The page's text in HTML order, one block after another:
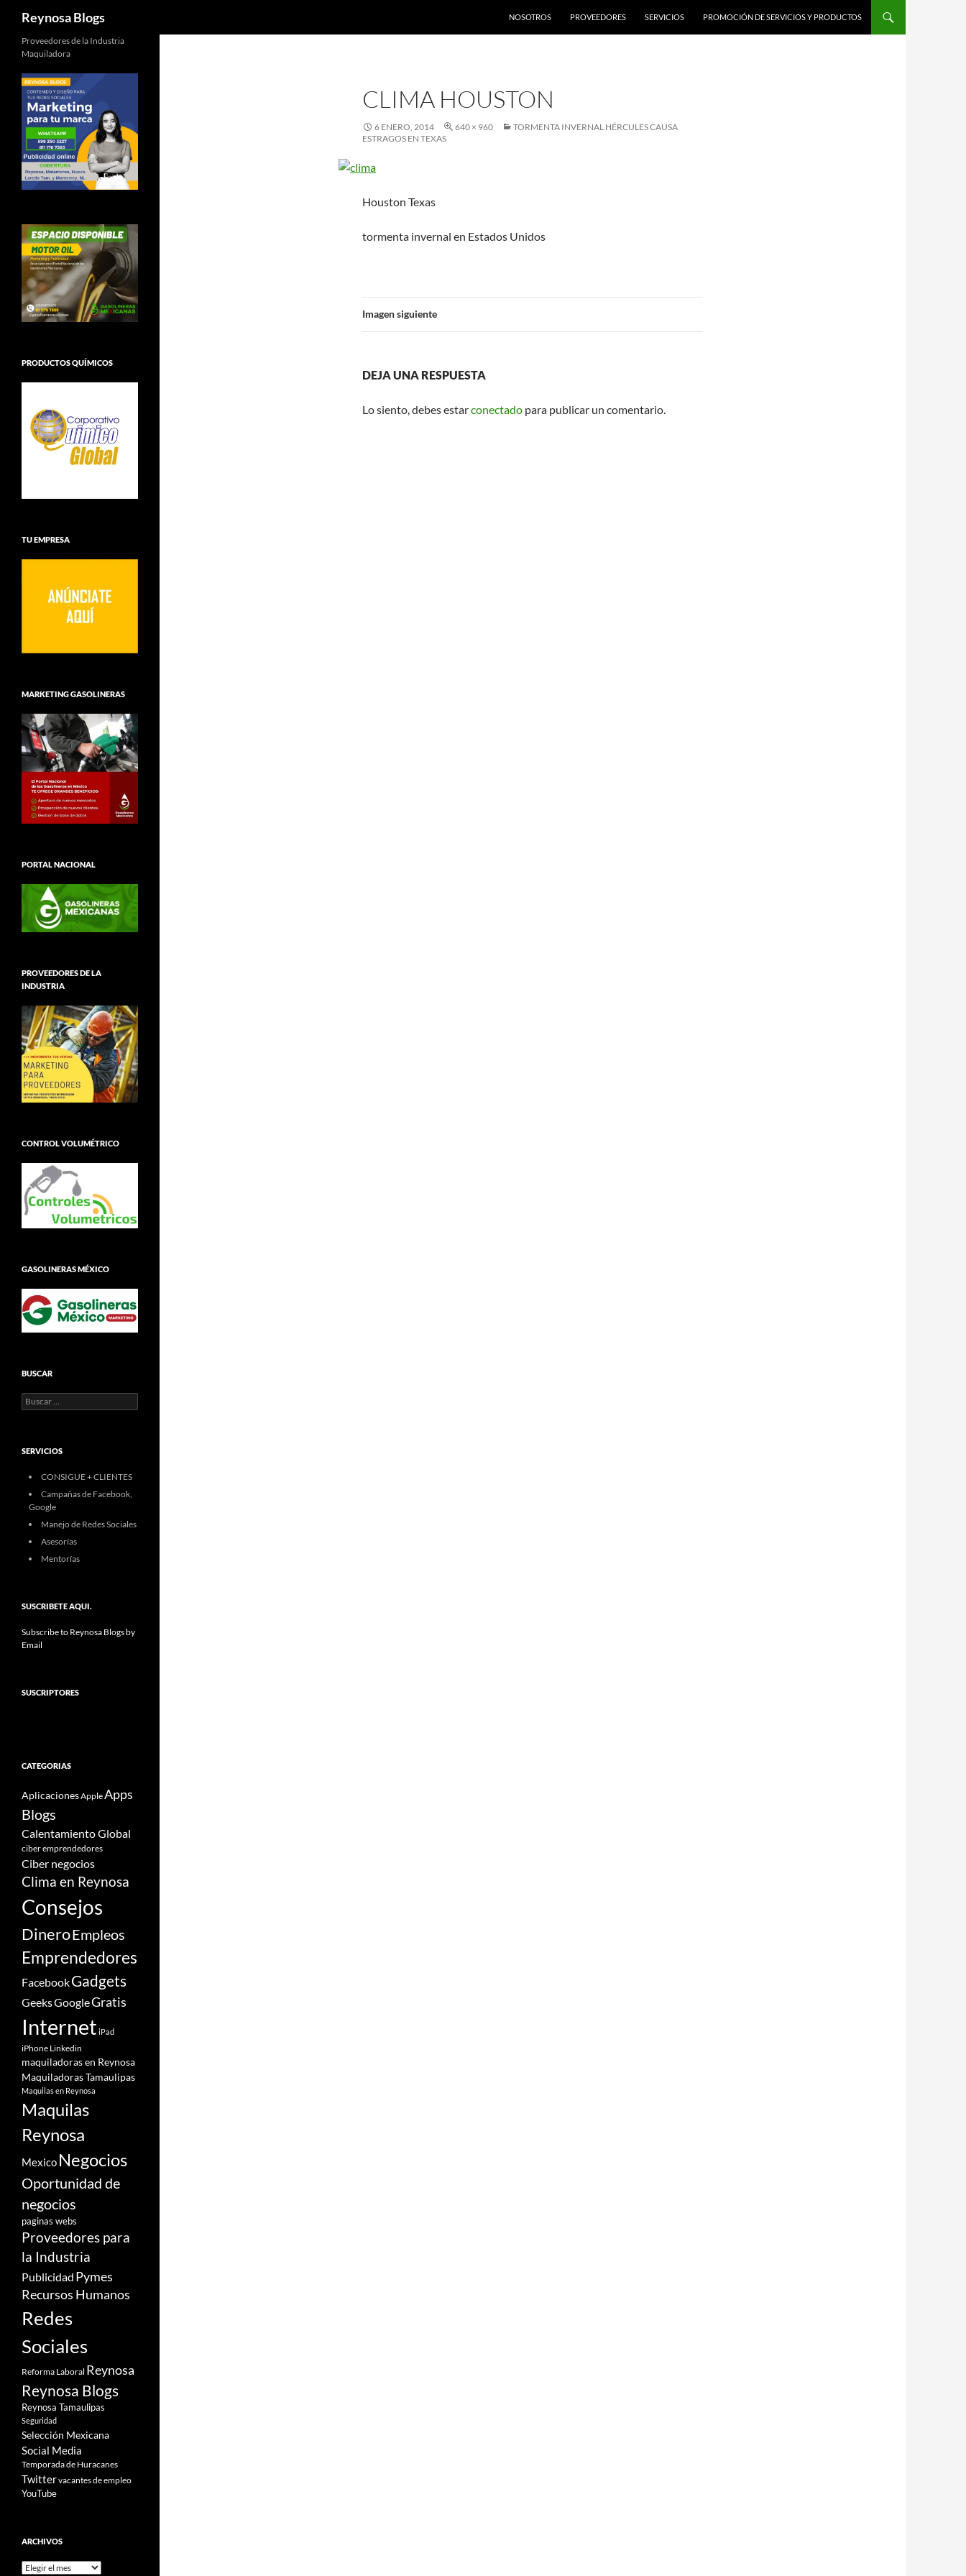
Reynosa Blogs
NOSOTROS
PROVEEDORES SERVICIOS PROMOCIÓN DE SERVICIOS Y PRODUCTOS
CLIMA HOUSTON
6 ENERO, 2014 640 × 960
TORMENTA INVERNAL HÉRCULES CAUSA
ESTRAGOS EN TEXAS
Houston Texas
tormenta invernal en Estados Unidos
Imagen siguiente
DEJA UNA RESPUESTA
Lo siento, debes estarconectado para publicar un comentario.
Proveedores de la Industria
Maquiladora
PRODUCTOS QUÍMICOS
TU EMPRESA
MARKETING GASOLINERAS
PORTAL NACIONAL
PROVEEDORES DE LA
INDUSTRIA
CONTROL VOLUMÉTRICO
GASOLINERAS MÉXICO
BUSCAR
Buscar:
SERVICIOS
CONSIGUE + CLIENTES
Campañas de Facebook,
Google
Manejo de Redes Sociales
Asesorías
Mentorías
SUSCRIBETE AQUI.
Subscribe to Reynosa Blogs by
Email
SUSCRIPTORES
CATEGORIAS
Aplicaciones AppleApps
Blogs
Calentamiento Global
ciber emprendedores
Ciber negocios
Clima en Reynosa
Consejos
DineroEmpleos
Emprendedores
FacebookGadgets
GeeksGoogleGratis
Internet iPad
iPhone Linkedin
maquiladoras en Reynosa
Maquiladoras Tamaulipas
Maquilas en Reynosa
Maquilas
Reynosa
Mexico Negocios
Oportunidad de
negocios
paginas webs
Proveedores para
la Industria
Publicidad Pymes
Recursos Humanos
Redes
Sociales
Reforma Laboral Reynosa
Reynosa Blogs
Reynosa Tamaulipas
Seguridad
Selección Mexicana
Social Media
Temporada de Huracanes
Twittervacantes de empleo
YouTube
ARCHIVOS
Archivos